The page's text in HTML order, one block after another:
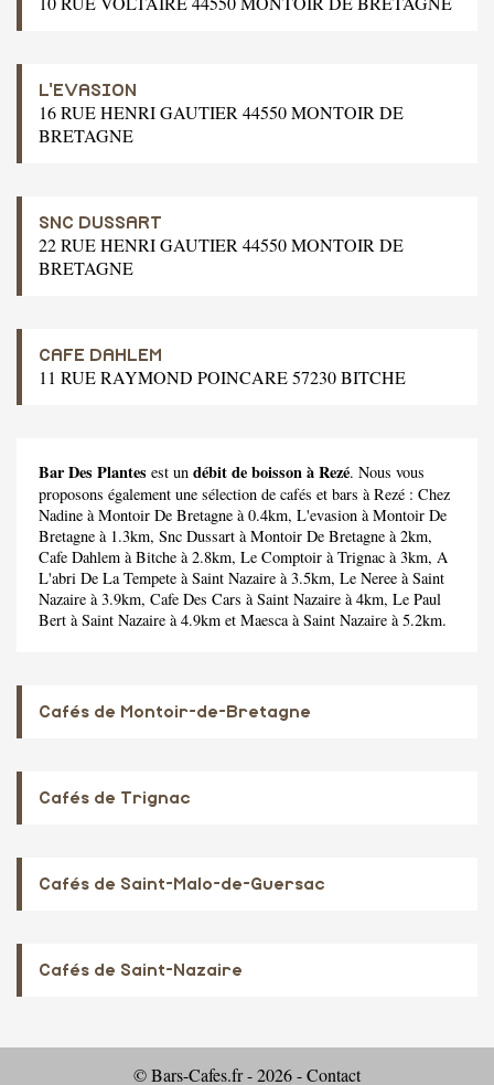
L'EVASION
16 RUE HENRI GAUTIER 44550 MONTOIR DE
BRETAGNE
SNC DUSSART
22 RUE HENRI GAUTIER 44550 MONTOIR DE
BRETAGNE
CAFE DAHLEM
11 RUE RAYMOND POINCARE 57230 BITCHE
Bar Des Plantes est un débit de boisson à Rezé. Nous vous
proposons également une sélection de cafés et bars à Rezé : Chez
Nadine à Montoir De Bretagne à 0.4km, L'evasion à Montoir De
Bretagne à 1.3km, Snc Dussart à Montoir De Bretagne à 2km,
Cafe Dahlem à Bitche à 2.8km, Le Comptoir à Trignac à 3km, A
L'abri De La Tempete à Saint Nazaire à 3.5km, Le Neree à Saint
Nazaire à 3.9km, Cafe Des Cars à Saint Nazaire à 4km, Le Paul
Bert à Saint Nazaire à 4.9km et Maescaà Saint Nazaire à 5.2km.
Cafés de Montoir-de-Bretagne
Cafés de Trignac
Cafés de Saint-Malo-de-Guersac
Cafés de Saint-Nazaire
© Bars-Cafes.fr - 2026 -Contact